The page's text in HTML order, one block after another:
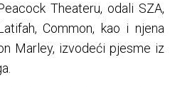
Theateru, odali SZA,
Common, kao i njena
Marley, izvodeći pjesme iz